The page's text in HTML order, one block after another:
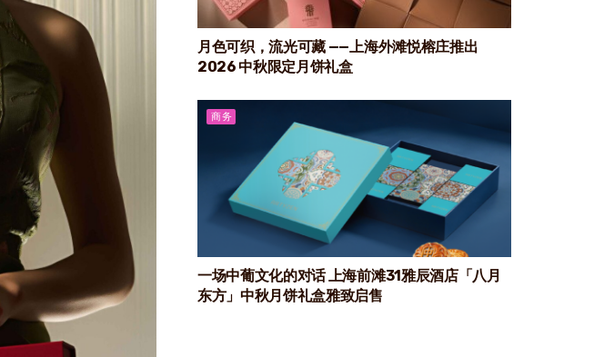
月色可织，流光可藏 ——上海外滩悦榕庄推出
2026 中秋限定月饼礼盒
商务
一场中葡文化的对话 上海前滩31雅辰酒店「八月
东方」中秋月饼礼盒雅致启售